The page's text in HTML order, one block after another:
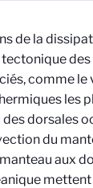
de la
comme le
les
dorsales
du
aux